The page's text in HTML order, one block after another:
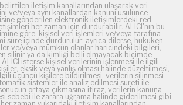
iletişim kanallarından ulaşarak veri
ve/veya aynı kanallardan kanuni usulünce
gönderilen elektronik iletişimlerdeki red
her zaman için durdurabilir. ALICI'nın bu
göre, kişisel veri işlemleri ve/veya tarafına
süre içinde durdurulur; ayrıca dilerse, hukuken
ve/veya mümkün olanlar haricindeki bilgileri,
silinir ya da kimliği belli olmayacak biçimde
isterse kişisel verilerinin işlenmesi ile ilgili
eksik veya yanlış olması halinde düzeltilmesi,
üçüncü kişilere bildirilmesi, verilerin silinmesi
sistemler ile analiz edilmesi sureti ile
ortaya çıkmasına itiraz, verilerin kanuna
sebebi ile zarara uğrama halinde giderilmesi gibi